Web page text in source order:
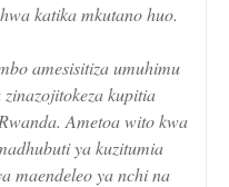
katika mkutano huo.
amesisitiza umuhimu
kupitia
Ametoa wito kwa
ya kuzitumia
maendeleo ya nchi na